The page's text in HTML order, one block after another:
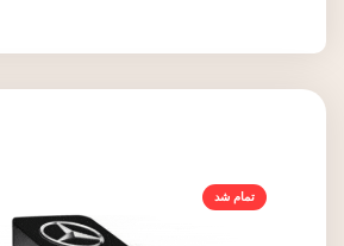
تمام شد